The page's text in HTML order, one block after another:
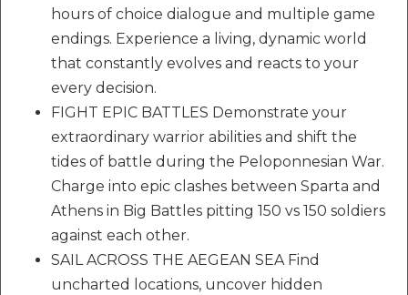
hours of choice dialogue and multiple game
endings. Experience a living, dynamic world
that constantly evolves and reacts to your
every decision.
FIGHT EPIC BATTLES Demonstrate your
extraordinary warrior abilities and shift the
tides of battle during the Peloponnesian War.
Charge into epic clashes between Sparta and
Athens in Big Battles pitting 150 vs 150 soldiers
against each other.
SAIL ACROSS THE AEGEAN SEA Find
uncharted locations, uncover hidden